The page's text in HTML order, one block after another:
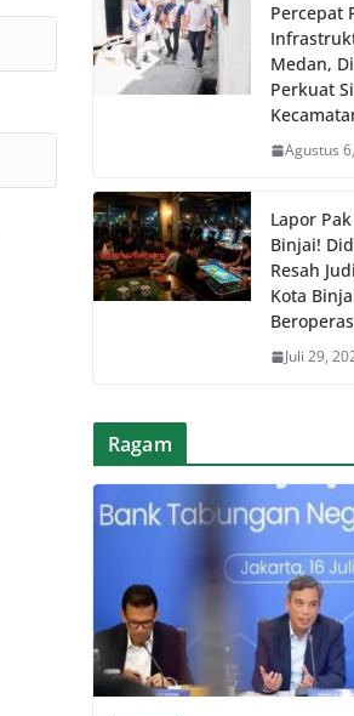
Percepat
Medan,
Perkuat
Agustus
Lapor
Binjai!
Resah
Kota
Juli 29,
Ragam